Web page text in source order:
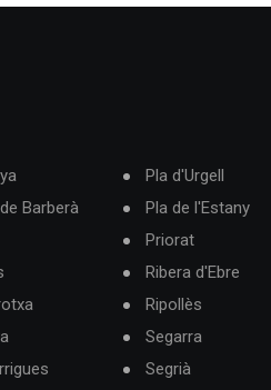
Barberà
Pla d'Urgell
Pla de l'Estany
Priorat
Ribera d'Ebre
Ripollès
Segarra
Segrià